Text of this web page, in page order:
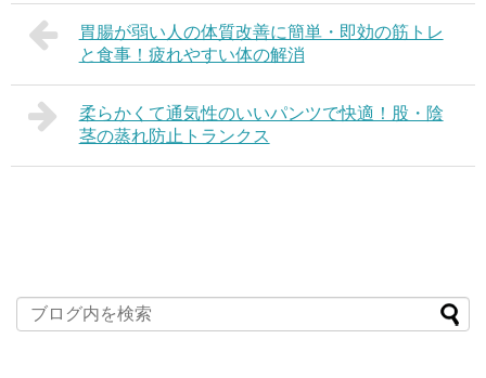
胃腸が弱い人の体質改善に簡単・即効の筋トレ
と食事！疲れやすい体の解消
柔らかくて通気性のいいパンツで快適！股・陰
茎の蒸れ防止トランクス